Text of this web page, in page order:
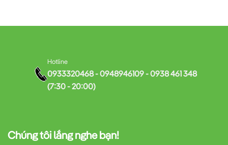
Chúng tôi lắng nghe bạn!
Hotline
0933320468 - 0948946109 - 0938 461 348
(7:30 - 20:00)